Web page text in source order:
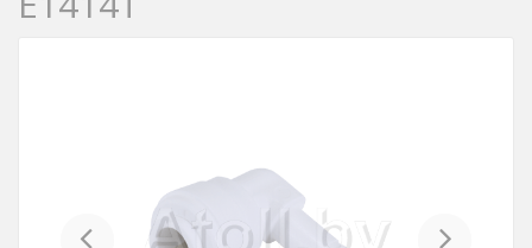
Previous